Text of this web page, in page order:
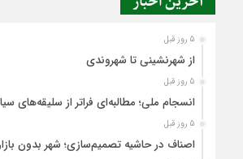
5 روز قبل
از شهرنشینی تا شهروندی
5 روز قبل
انسجام ملی؛ مطالبه‌ای فراتر از سلیقه‌های
5 روز قبل
اصناف در حاشیه تصمیم‌سازی؛ شهر بدون